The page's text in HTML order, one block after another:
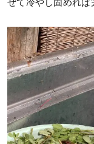
ぜて冷やし固めれば